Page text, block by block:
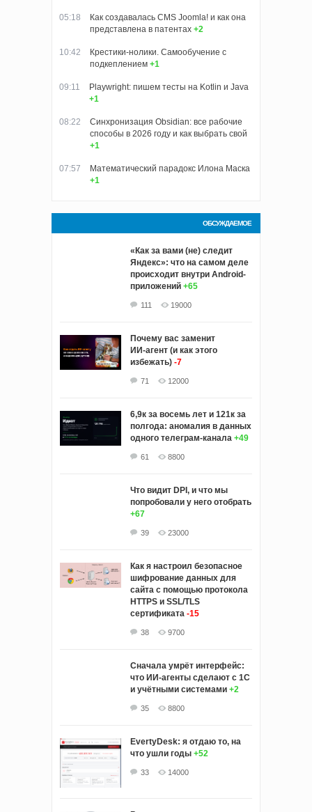
05:18
Как создавалась CMS Joomla! и как она
представлена в патентах +2
10:42
Крестики-нолики. Самообучение с
подкеплением +1
09:11
Playwright: пишем тесты на Kotlin и Java
+1
08:22
Синхронизация Obsidian: все рабочие
способы в 2026 году и как выбрать свой
+1
07:57
Математический парадокс Илона Маска
+1
ОБСУЖДАЕМОЕ
«Как за вами (не) следит
Яндекс»: что на самом деле
происходит внутри Android-
приложений +65
111 19000
Почему вас заменит
ИИ‑агент (и как этого
избежать) -7
71 12000
6,9к за восемь лет и 121к за
полгода: аномалия в данных
одного телеграм-канала +49
61 8800
Что видит DPI, и что мы
попробовали у него отобрать
+67
39 23000
Как я настроил безопасное
шифрование данных для
сайта с помощью протокола
HTTPS и SSL/TLS
сертификата -15
38 9700
Сначала умрёт интерфейс:
что ИИ-агенты сделают с 1С
и учётными системами +2
35 8800
EvertyDesk: я отдаю то, на
что ушли годы +52
33 14000